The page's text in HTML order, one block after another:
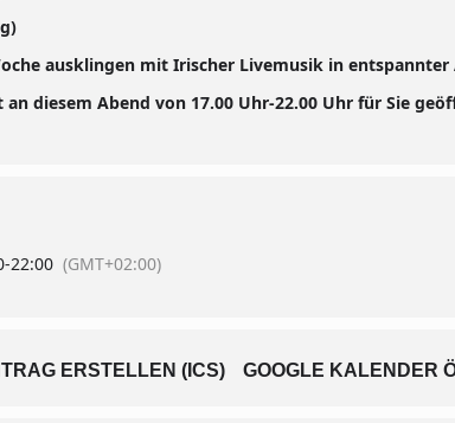
ausklingen mit Irischer Livemusik in
an diesem Abend von 17.00 Uhr-22.00 Uhr für Sie
-22:00 (GMT+02:00)
ERSTELLEN (ICS) GOOGLE KALENDER